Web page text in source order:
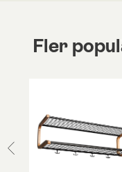
Fler